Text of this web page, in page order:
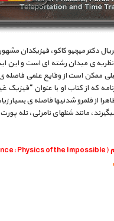
دکتر میچیو کاکو، فیزیکدان
نظریه­ ی میدان رشته ­ای است و این
ممکن است از وقایع علمی فاصله­
که از کتاب او با عنوان “فیزیک
از قلمرو شدنی­ها فاصله­ ی بسیار
مانند شنلهای نامرئی، تله­
(Science: Physics of the Impossible)